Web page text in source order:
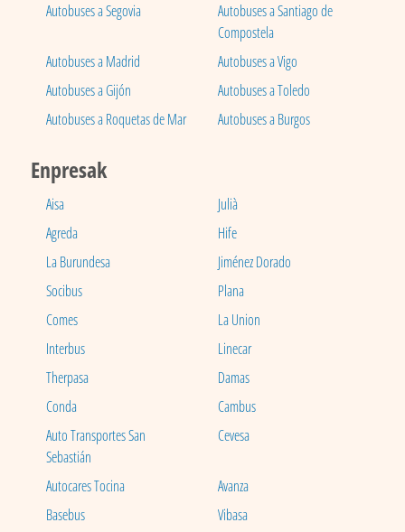
Autobuses a Segovia
Autobuses a Santiago de
Compostela
Autobuses a Madrid
Autobuses a Vigo
Autobuses a Gijón
Autobuses a Toledo
Autobuses a Roquetas de Mar
Autobuses a Burgos
Enpresak
Aisa
Julià
Agreda
Hife
La Burundesa
Jiménez Dorado
Socibus
Plana
Comes
La Union
Interbus
Linecar
Therpasa
Damas
Conda
Cambus
Auto Transportes San
Sebastián
Cevesa
Autocares Tocina
Avanza
Basebus
Vibasa